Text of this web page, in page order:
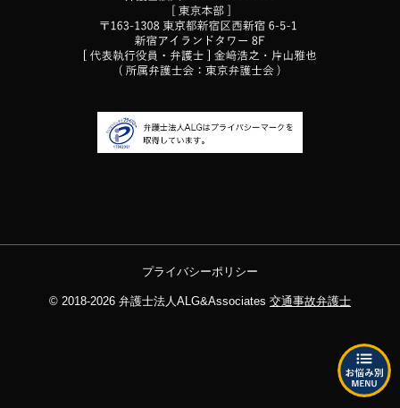
プライバシーポリシー
© 2018-2026 弁護士法人ALG&Associates 交通事故弁護士